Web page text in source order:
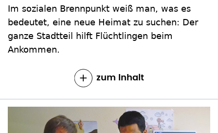
Im sozialen Brennpunkt weiß man, was es
bedeutet, eine neue Heimat zu suchen: Der
ganze Stadtteil hilft Flüchtlingen beim
Ankommen.
zum Inhalt